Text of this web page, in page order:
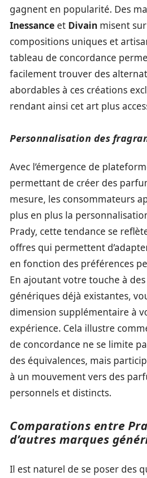
gagnent en popularité. Des
Inessance et Divain misent
compositions uniques et
tableau de concordance
facilement trouver des
abordables à ces créations
rendant ainsi cet art plus
Personnalisation des
Avec l’émergence de
permettant de créer des
mesure, les consommateurs
plus en plus la
Prady, cette tendance se
offres qui permettent
en fonction des préférences
En ajoutant votre touche à
génériques déjà existantes,
dimension supplémentaire à
expérience. Cela illustre
de concordance ne se limite
des équivalences, mais
à un mouvement vers des
personnels et distincts.
Comparations entre
d’autres marques
Il est naturel de se poser des